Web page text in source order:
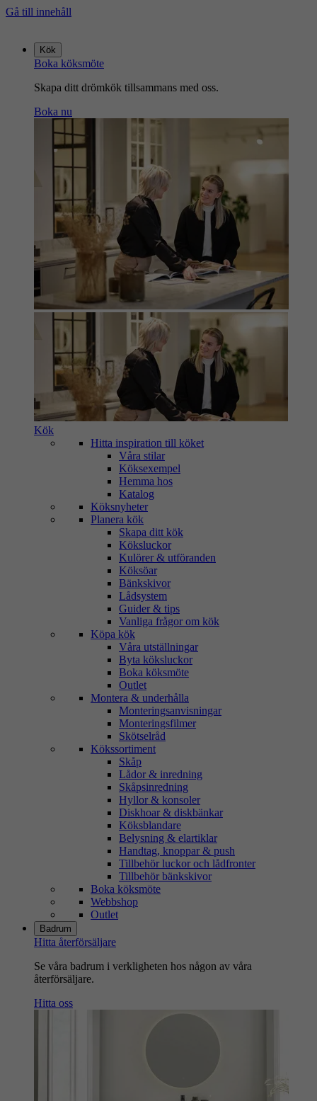
Gå till innehåll
startsidan
Kök
Boka köksmöte
Skapa ditt drömkök tillsammans med oss.
Boka nu
Kök
Hitta inspiration till köket
Våra stilar
Köksexempel
Hemma hos
Katalog
Köksnyheter
Planera kök
Skapa ditt kök
Köksluckor
Kulörer & utföranden
Köksöar
Bänkskivor
Lådsystem
Guider & tips
Vanliga frågor om kök
Köpa kök
Våra utställningar
Byta köksluckor
Boka köksmöte
Outlet
Montera & underhålla
Monteringsanvisningar
Monteringsfilmer
Skötselråd
Kökssortiment
Skåp
Lådor & inredning
Skåpsinredning
Hyllor & konsoler
Diskhoar & diskbänkar
Köksblandare
Belysning & elartiklar
Handtag, knoppar & push
Tillbehör luckor och lådfronter
Tillbehör bänkskivor
Boka köksmöte
Webbshop
Outlet
Badrum
Hitta återförsäljare
Se våra badrum i verkligheten hos någon av våra
återförsäljare.
Hitta oss